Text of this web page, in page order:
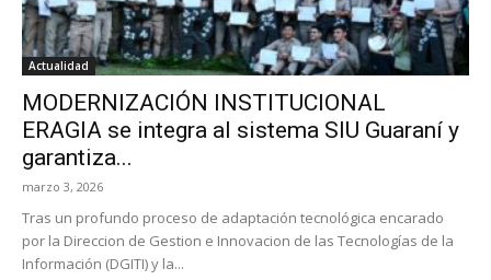
Actualidad
MODERNIZACIÓN INSTITUCIONAL
ERAGIA se integra al sistema SIU Guaraní y
garantiza...
marzo 3, 2026
Tras un profundo proceso de adaptación tecnológica encarado
por la Direccion de Gestion e Innovacion de las Tecnologías de la
Información (DGITI) y la...